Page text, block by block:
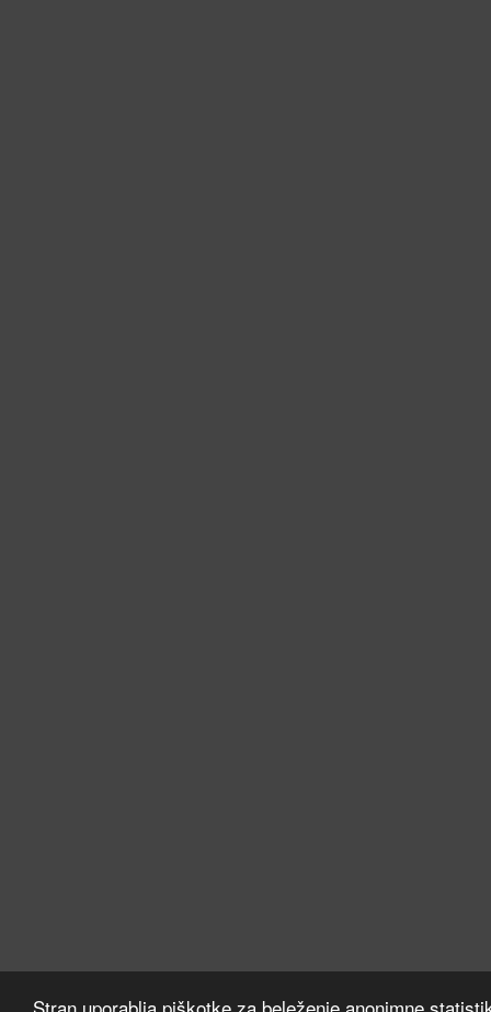
Stran uporablja piškotke za beleženje anonimne